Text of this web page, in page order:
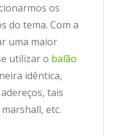
os
do tema. Com a
uma maior
utilizar o balão
idêntica,
tais
etc.